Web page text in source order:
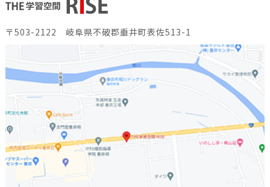
〒503-2122 岐阜県不破郡垂井町表佐513-1